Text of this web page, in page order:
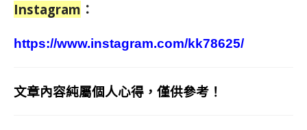
Instagram ：
https://www.instagram.com/kk78625/
文章內容純屬個人心得，僅供參考！